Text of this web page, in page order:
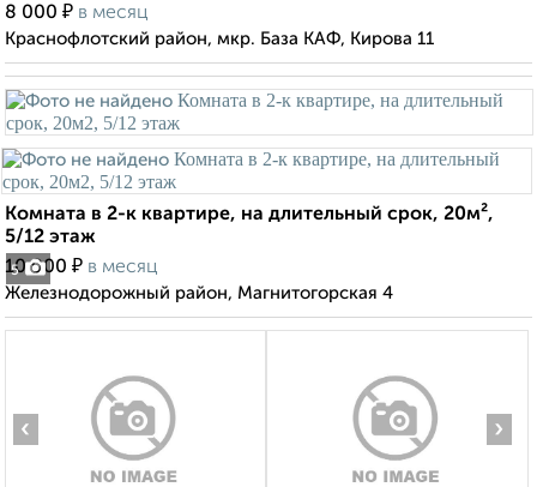
8 000 ₽ в месяц
Краснофлотский район, мкр. База КАФ, Кирова 11
5
Комната в 2-к квартире, на длительный срок, 20м²,
5/12 этаж
10 000 ₽ в месяц
Железнодорожный район, Магнитогорская 4
‹ ›